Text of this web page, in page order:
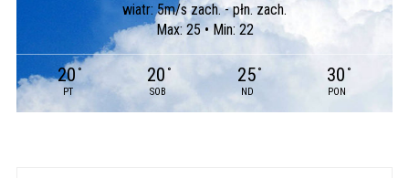
wiatr: 5m/s zach. - płn. zach.
Max: 25 • Min: 22
20 °
PT
20 °
SOB
25 °
ND
30 °
PON